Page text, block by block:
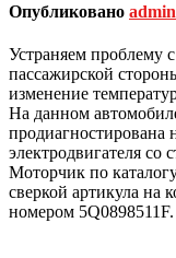
Опубликовано admin
Устраняем проблему
пассажирской
изменение
На данном
продиагностирована
электродвигателя со
Моторчик по
сверкой артикула на
номером 5Q0898511F.